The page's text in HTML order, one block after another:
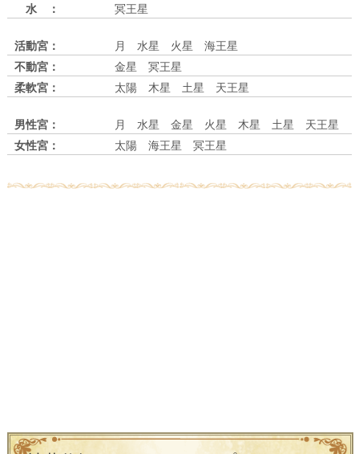
水 ：
冥王星
活動宮：
月 水星 火星 海王星
不動宮：
金星 冥王星
柔軟宮：
太陽 木星 土星 天王星
男性宮：
月 水星 金星 火星 木星 土星 天王星
女性宮：
太陽 海王星 冥王星